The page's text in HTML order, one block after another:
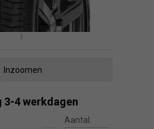
Inzoomen
3-4 werkdagen
Aantal: